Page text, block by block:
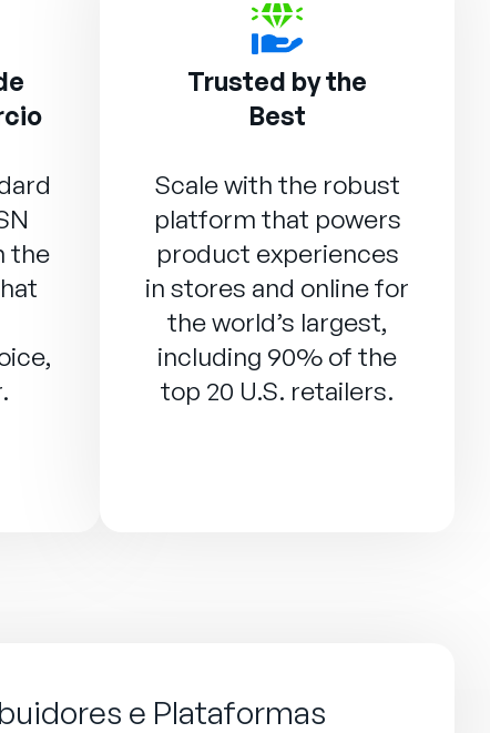
the
Trusted by the
Best
Scale with the robust
platform that powers
product experiences
in stores and online for
the world’s largest,
including 90% of the
top 20 U.S. retailers.
e Plataformas